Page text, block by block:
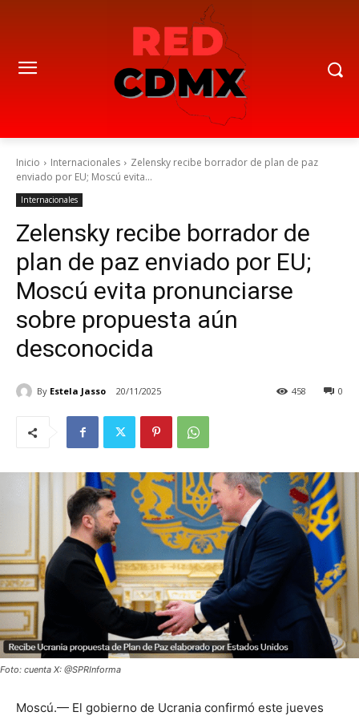
Inicio Internacionales
Zelensky recibe borrador de plan de paz
enviado por EU; Moscú evita...
Internacionales
Zelensky recibe borrador de
plan de paz enviado por EU;
Moscú evita pronunciarse
sobre propuesta aún
desconocida
By Estela Jasso 20/11/2025 0
458
Foto: cuenta X: @SPRInforma
Moscú.— El gobierno de Ucrania confirmó este jueves